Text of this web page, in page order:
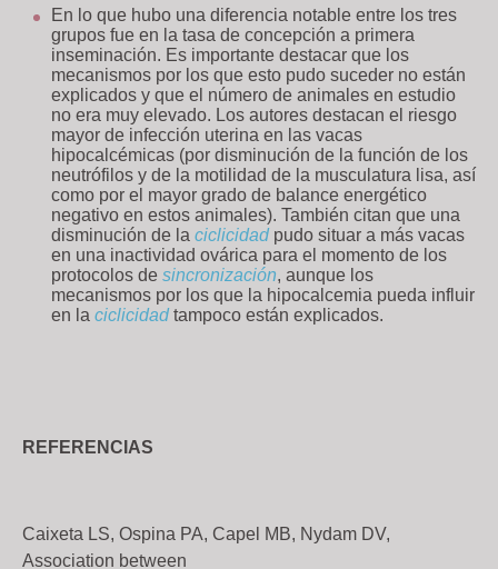
En lo que hubo una diferencia notable entre los tres
grupos fue en la tasa de concepción a primera
inseminación. Es importante destacar que los
mecanismos por los que esto pudo suceder no están
explicados y que el número de animales en estudio
no era muy elevado. Los autores destacan el riesgo
mayor de infección uterina en las vacas
hipocalcémicas (por disminución de la función de los
neutrófilos y de la motilidad de la musculatura lisa, así
como por el mayor grado de balance energético
negativo en estos animales). También citan que una
disminución de la ciclicidadpudo situar a más vacas
en una inactividad ovárica para el momento de los
protocolos de sincronización, aunque los
mecanismos por los que la hipocalcemia pueda influir
en la ciclicidadtampoco están explicados.
REFERENCIAS
Caixeta LS, Ospina PA, Capel MB, Nydam DV,
Association between